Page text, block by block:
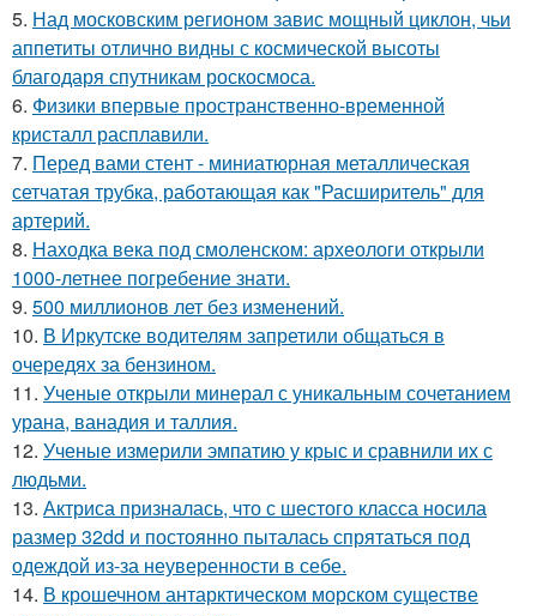
5. Над московским регионом завис мощный циклон, чьи
аппетиты отлично видны с космической высоты
благодаря спутникам роскосмоса.
6. Физики впервые пространственно-временной
кристалл расплавили.
7. Перед вами стент - миниатюрная металлическая
сетчатая трубка, работающая как "Расширитель" для
артерий.
8. Находка века под смоленском: археологи открыли
1000-летнее погребение знати.
9. 500 миллионов лет без изменений.
10. В Иркутске водителям запретили общаться в
очередях за бензином.
11. Ученые открыли минерал с уникальным сочетанием
урана, ванадия и таллия.
12. Ученые измерили эмпатию у крыс и сравнили их с
людьми.
13. Актриса призналась, что с шестого класса носила
размер 32dd и постоянно пыталась спрятаться под
одеждой из-за неуверенности в себе.
14. В крошечном антарктическом морском существе